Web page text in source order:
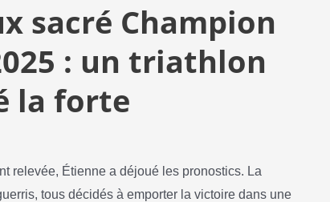
sacré Champion
: un triathlon
la forte
relevée, Étienne a déjoué les pronostics. La
tous décidés à emporter la victoire dans une